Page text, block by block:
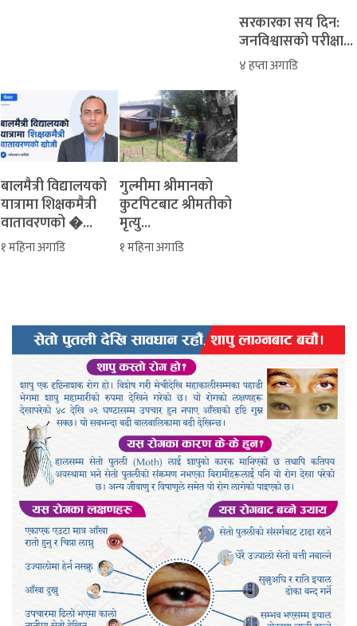
सरकारका सय दिन:
जनविश्वासको परीक्षा...
४ हप्ता अगाडि
बालमैत्री विद्यालयको
यात्रामा शिक्षकमैत्री
वातावरणको �...
१ महिना अगाडि
‎गुल्मीमा श्रीमानको
कुटपिटबाट श्रीमतीको
मृत्यु...
१ महिना अगाडि